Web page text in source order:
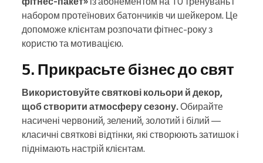
набором протеїнових батончиків чи шейкером. Це
допоможе клієнтам розпочати фітнес-року з
користю та мотивацією.
5. Прикрасьте бізнес до свят
Використовуйте святкові кольори й декор,
щоб створити атмосферу сезону.Обирайте
насичені червоний, зелений, золотий і білий —
класичні святкові відтінки, які створюють затишок і
піднімають настрій клієнтам.